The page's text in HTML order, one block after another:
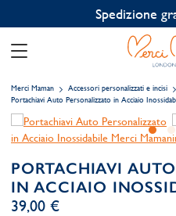
Merci Maman
Accessori personalizzati e incisi
Portachiavi Auto Personalizzato in Acciaio
PORTACHIAVI
IN ACCIAIO
39,00 €